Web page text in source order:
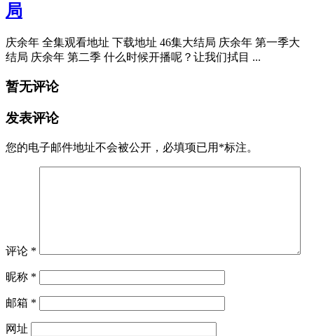
局
庆余年 全集观看地址 下载地址 46集大结局 庆余年 第一季大
结局 庆余年 第二季 什么时候开播呢？让我们拭目 ...
暂无评论
发表评论
您的电子邮件地址不会被公开， 必填项已用 *标注。
评论 *
昵称 *
邮箱 *
网址